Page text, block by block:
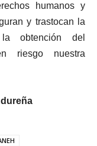
humanos y
y trastocan la
obtención del
riesgo nuestra